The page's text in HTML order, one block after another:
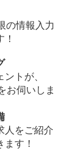
の情報入力
トが、
お伺いしま
人をご紹介
す！